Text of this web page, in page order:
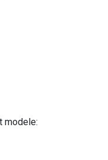
modele: